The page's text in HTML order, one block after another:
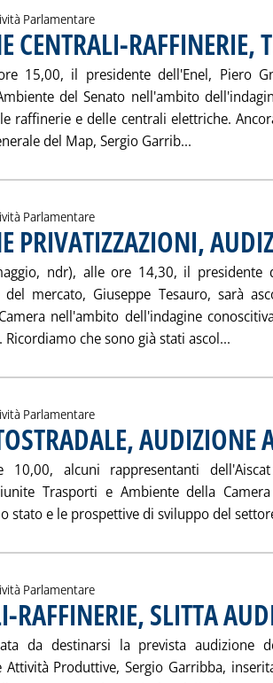
Parlamentare
CENTRALI-RAFFINERIE,
15,00, il presidente dell'Enel, Piero
del Senato nell'ambito
raffinerie e delle centrali elettriche.
del Map, Sergio Garrib... Leggi tutta
Parlamentare
PRIVATIZZAZIONI,
ndr), alle ore 14,30, il presidente
mercato, Giuseppe Tesauro, sarà
nell'ambito dell'indagine
Ricordiamo che sono già stati ascol...
Parlamentare
AUDIZIONE
10,00, alcuni rappresentanti
Trasporti e Ambiente della
stato e le prospettive di sviluppo del
Parlamentare
RAFFINERIE, SLITTA
da destinarsi la prevista audizione
Produttive, Sergio Garribba,